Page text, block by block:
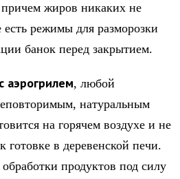
жиров никаких не
есть режимы для разморозки
банок перед закрытием.
аэрогрилем, любой
натуральным
на горячем воздухе и не
готовке в деревенской печи.
продуктов под силу